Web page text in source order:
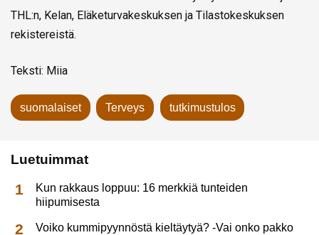
THL:n, Kelan, Eläketurvakeskuksen ja Tilastokeskuksen
rekistereistä.
Teksti: Miia
suomalaiset Terveys tutkimustulos
Luetuimmat
Kun rakkaus loppuu: 16 merkkiä tunteiden
hiipumisesta
Voiko kummipyynnöstä kieltäytyä? -Vai onko pakko